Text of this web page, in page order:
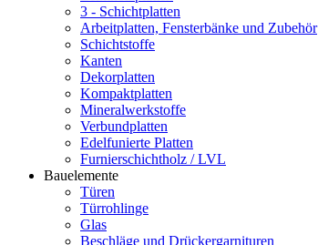
3 - Schichtplatten
Arbeitplatten, Fensterbänke und Zubehör
Schichtstoffe
Kanten
Dekorplatten
Kompaktplatten
Mineralwerkstoffe
Verbundplatten
Edelfunierte Platten
Furnierschichtholz / LVL
Bauelemente
Türen
Türrohlinge
Glas
Beschläge und Drückergarnituren